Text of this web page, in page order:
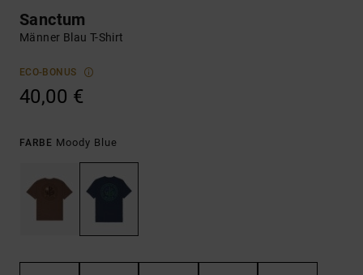
Sanctum
Männer Blau T-Shirt
ECO-BONUS
40,00 €
FARBE Moody Blue